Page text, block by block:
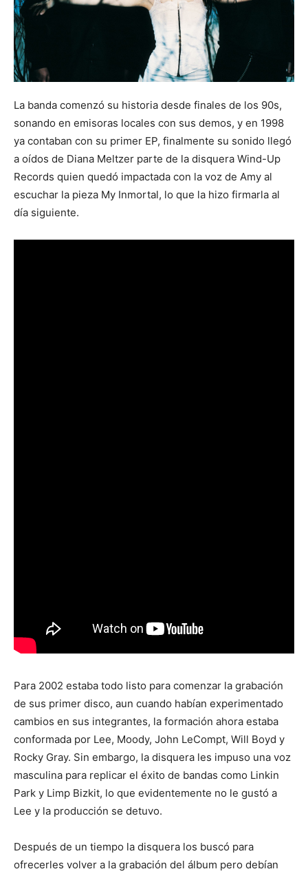
La banda comenzó su historia desde finales de los 90s,
sonando en emisoras locales con sus demos, y en 1998
ya contaban con su primer EP, finalmente su sonido llegó
a oídos de Diana Meltzer parte de la disquera Wind-Up
Records quien quedó impactada con la voz de Amy al
escuchar la pieza My Inmortal, lo que la hizo firmarla al
día siguiente.
Para 2002 estaba todo listo para comenzar la grabación
de sus primer disco, aun cuando habían experimentado
cambios en sus integrantes, la formación ahora estaba
conformada por Lee, Moody, John LeCompt, Will Boyd y
Rocky Gray. Sin embargo, la disquera les impuso una voz
masculina para replicar el éxito de bandas como Linkin
Park y Limp Bizkit, lo que evidentemente no le gustó a
Lee y la producción se detuvo.
Después de un tiempo la disquera los buscó para
ofrecerles volver a la grabación del álbum pero debían